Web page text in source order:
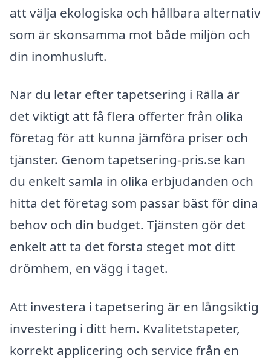
att välja ekologiska och hållbara alternativ
som är skonsamma mot både miljön och
din inomhusluft.
När du letar efter tapetsering i Rälla är
det viktigt att få flera offerter från olika
företag för att kunna jämföra priser och
tjänster. Genom tapetsering-pris.se kan
du enkelt samla in olika erbjudanden och
hitta det företag som passar bäst för dina
behov och din budget. Tjänsten gör det
enkelt att ta det första steget mot ditt
drömhem, en vägg i taget.
Att investera i tapetsering är en långsiktig
investering i ditt hem. Kvalitetstapeter,
korrekt applicering och service från en